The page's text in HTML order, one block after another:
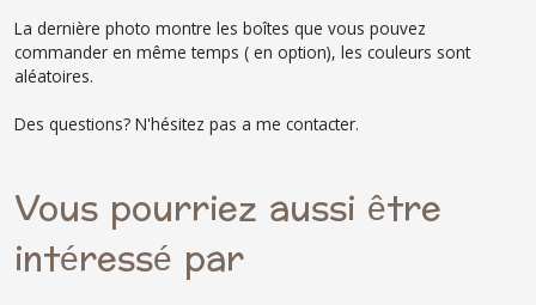
La dernière photo montre les boîtes que vous pouvez
commander en même temps ( en option), les couleurs sont
aléatoires.
Des questions? N'hésitez pas a me contacter.
Vous pourriez aussi être
intéressé par